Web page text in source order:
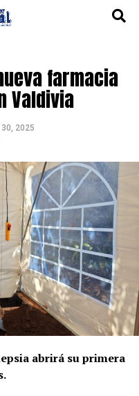
farmacia
Valdivia
2025
abrirá su primera